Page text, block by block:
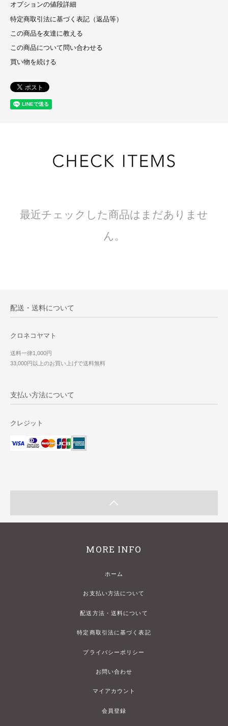
オプションの値段詳細
特定商取引法に基づく表記（返品等）
この商品を友達に教える
この商品について問い合わせる
買い物を続ける
最近チェックした商品はまだありませ
ん。
配送・送料について
クロネコヤマト
送料一律1,000円
33,000円以上のお買い上げで送料無料
支払い方法について
クレジット
MORE INFO
ホーム
お支払い方法について
配送方法・送料について
特定商取引法に基づく表記
プライバシーポリシー
お問い合わせ
マイアカウント
会員登録